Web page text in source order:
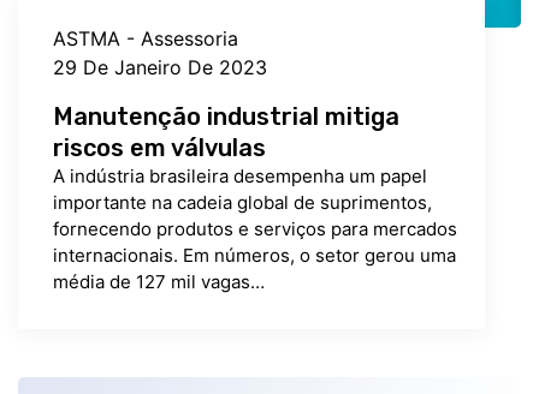
ASTMA - Assessoria
29 De Janeiro De 2023
Manutenção industrial mitiga
riscos em válvulas
A indústria brasileira desempenha um papel
importante na cadeia global de suprimentos,
fornecendo produtos e serviços para mercados
internacionais. Em números, o setor gerou uma
média de 127 mil vagas…